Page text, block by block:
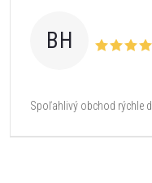
BH
Spoľahlivý obchod rýchle